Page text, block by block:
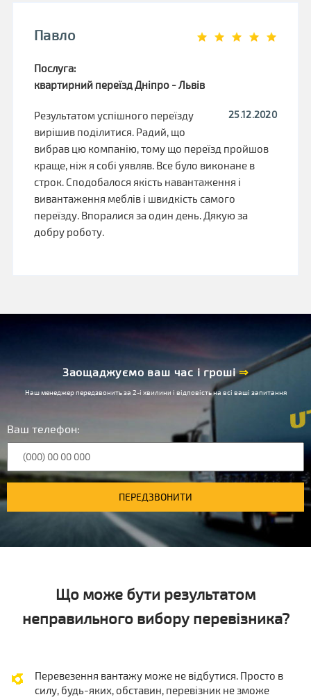
Павло
Послуга:
квартирний переїзд Дніпро - Львів
25.12.2020
Результатом успішного переїзду
вирішив поділитися. Радий, що
вибрав цю компанію, тому що переїзд пройшов
краще, ніж я собі уявляв. Все було виконане в
строк. Сподобалося якість навантаження і
вивантаження меблів і швидкість самого
переїзду. Впоралися за один день. Дякую за
добру роботу.
Заощаджуємо ваш час і гроші⇒
Наш менеджер передзвонить за 2-і хвилини і відповість на всі ваші запитання
Ваш телефон:
ПЕРЕДЗВОНИТИ
Що може бути результатом
неправильного вибору перевізника?
Перевезення вантажу може не відбутися. Просто в
силу, будь-яких, обставин, перевізник не зможе